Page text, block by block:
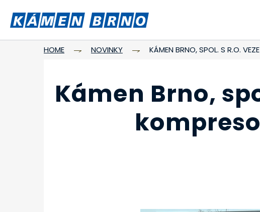
HOME NOVINKY KÁMEN BRNO, SPOL. S R.O.
Kámen Brno,